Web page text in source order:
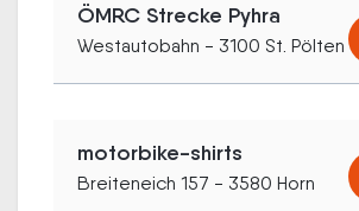
ÖMRC Strecke Pyhra
Westautobahn - 3100 St. Pölten
motorbike-shirts
Breiteneich 157 - 3580 Horn